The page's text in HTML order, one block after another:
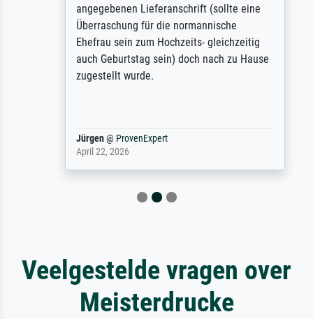
angegebenen Lieferanschrift (sollte eine
Überraschung für die normannische
Ehefrau sein zum Hochzeits- gleichzeitig
auch Geburtstag sein) doch nach zu Hause
zugestellt wurde.
Jürgen@ProvenExpert
April 22, 2026
Veelgestelde vragen over
Meisterdrucke